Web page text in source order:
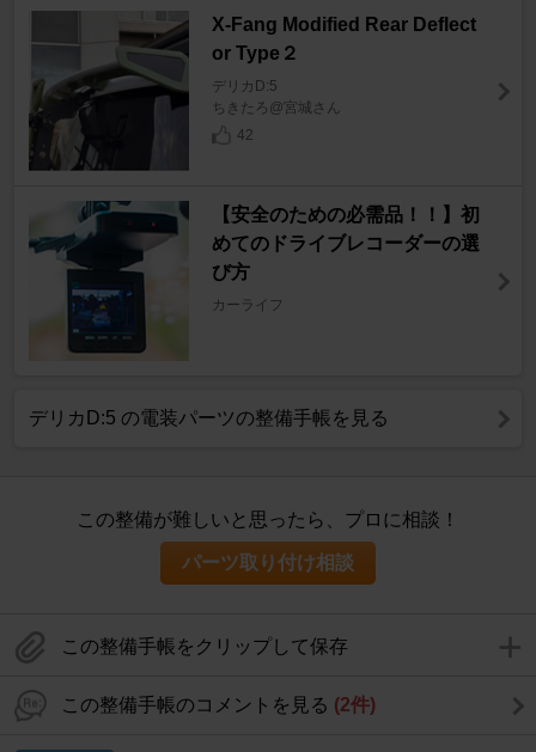
X-Fang Modified Rear Deflect
or Type２
デリカD:5
ちきたろ@宮城さん
42
【安全のための必需品！！】初
めてのドライブレコーダーの選
び方
カーライフ
デリカD:5 の電装パーツの整備手帳を見る
この整備が難しいと思ったら、プロに相談！
パーツ取り付け相談
この整備手帳をクリップして保存
この整備手帳のコメントを見る (2件)